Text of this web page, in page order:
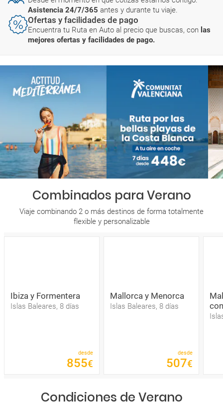
Asistencia 24/7/365 antes y durante tu viaje.
Ofertas y facilidades de pago
Encuentra tu Ruta en Auto al precio que buscas, con las
mejores ofertas y facilidades de pago.
Combinados para Verano
Viaje combinando 2 o más destinos de forma totalmente
flexible y personalizable
Ibiza y Formentera
Islas Baleares, 8 días
desde
855€
Mallorca y Menorca
Islas Baleares, 8 días
desde
507€
Condiciones de Verano